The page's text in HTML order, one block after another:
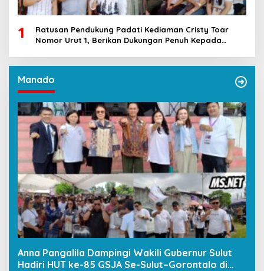
1
Ratusan Pendukung Padati Kediaman Cristy Toar
Nomor Urut 1, Berikan Dukungan Penuh Kepada
Manado
Anna Pangalila Dampingi Wakili Gubernur Sulut
Hadiri HUT ke-85 GSJA Se-Sulut–Gorontalo di